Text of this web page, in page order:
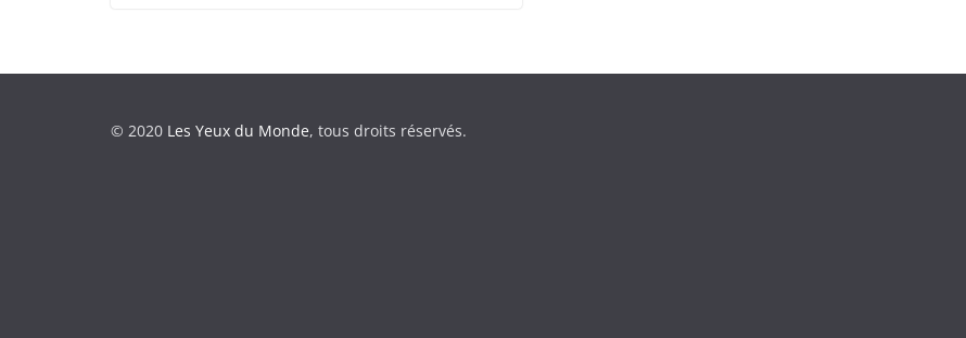
© 2020 Les Yeux du Monde, tous droits réservés.